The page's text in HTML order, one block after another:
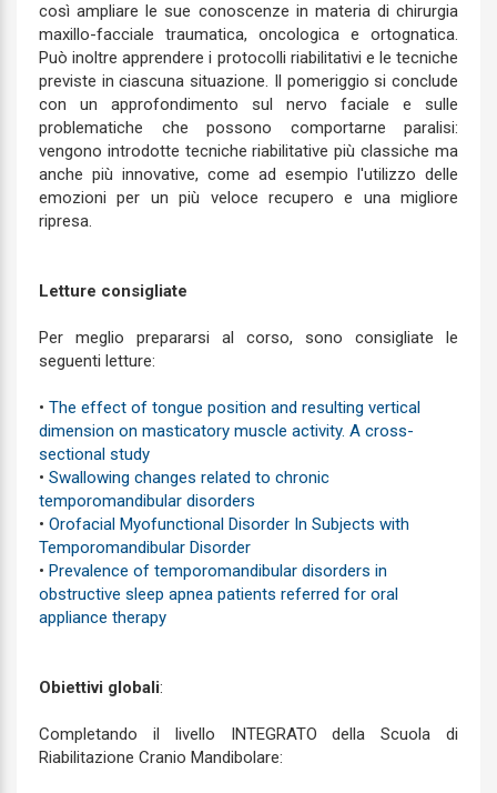
così ampliare le sue conoscenze in materia di chirurgia
maxillo-facciale traumatica, oncologica e ortognatica.
Può inoltre apprendere i protocolli riabilitativi e le tecniche
previste in ciascuna situazione. Il pomeriggio si conclude
con un approfondimento sul nervo faciale e sulle
problematiche che possono comportarne paralisi:
vengono introdotte tecniche riabilitative più classiche ma
anche più innovative, come ad esempio l'utilizzo delle
emozioni per un più veloce recupero e una migliore
ripresa.
Letture consigliate
Per meglio prepararsi al corso, sono consigliate le
seguenti letture:
• The effect of tongue position and resulting vertical
dimension on masticatory muscle activity. A cross-
sectional study
• Swallowing changes related to chronic
temporomandibular disorders
• Orofacial Myofunctional Disorder In Subjects with
Temporomandibular Disorder
• Prevalence of temporomandibular disorders in
obstructive sleep apnea patients referred for oral
appliance therapy
Obiettivi globali:
Completando il livello INTEGRATO della Scuola di
Riabilitazione Cranio Mandibolare: